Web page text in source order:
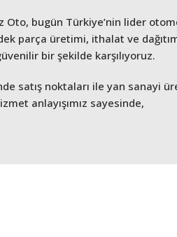
bugün Türkiye’nin lider
parça üretimi, ithalat ve
bir şekilde karşılıyoruz.
satış noktaları ile yan sanayi
anlayışımız sayesinde,